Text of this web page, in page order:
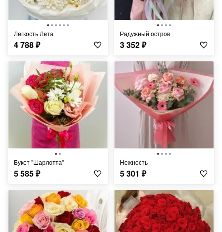
Легкость Лета
4 788₽
Радужный остров
3 352₽
Букет "Шарлотта"
5 585₽
Нежность
5 301 ₽